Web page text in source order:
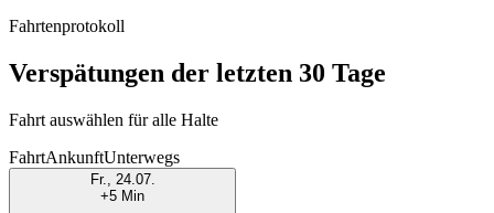
Fahrtenprotokoll
Verspätungen der letzten 30 Tage
Fahrt auswählen für alle Halte
FahrtAnkunftUnterwegs
Fr., 24.07.
+5 Min